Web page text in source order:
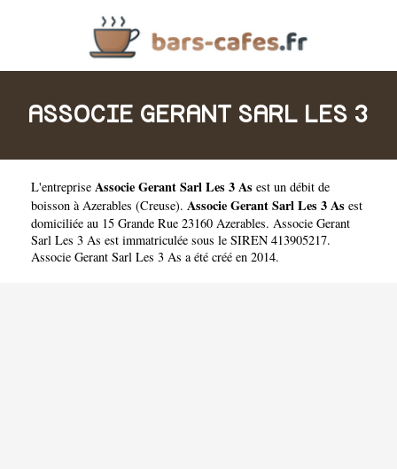
ASSOCIE GERANT SARL LES 3
AS
L'entreprise Associe Gerant Sarl Les 3 As est un débit de
boisson à Azerables (Creuse). Associe Gerant Sarl Les 3 As est
domiciliée au 15 Grande Rue 23160 Azerables. Associe Gerant
Sarl Les 3 As est immatriculée sous le SIREN 413905217.
Associe Gerant Sarl Les 3 As a été créé en 2014.